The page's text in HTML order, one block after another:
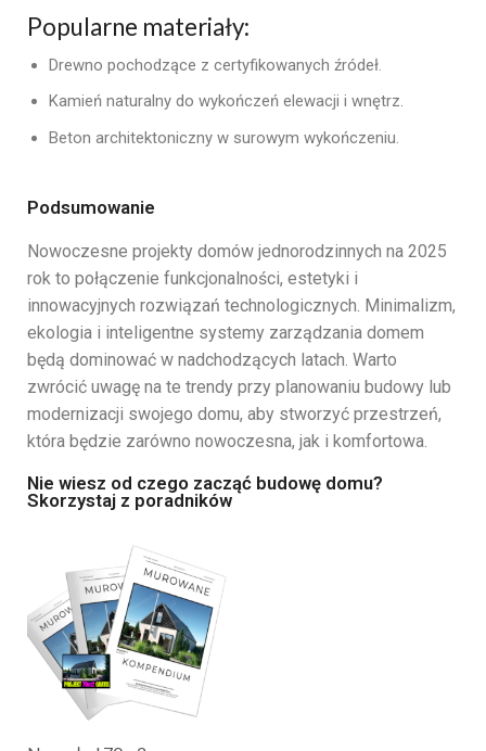
Popularne materiały:
Drewno pochodzące z certyfikowanych źródeł.
Kamień naturalny do wykończeń elewacji i wnętrz.
Beton architektoniczny w surowym wykończeniu.
Podsumowanie
Nowoczesne projekty domów jednorodzinnych na 2025
rok to połączenie funkcjonalności, estetyki i
innowacyjnych rozwiązań technologicznych. Minimalizm,
ekologia i inteligentne systemy zarządzania domem
będą dominować w nadchodzących latach. Warto
zwrócić uwagę na te trendy przy planowaniu budowy lub
modernizacji swojego domu, aby stworzyć przestrzeń,
która będzie zarówno nowoczesna, jak i komfortowa.
Nie wiesz od czego zacząć budowę domu?
Skorzystaj z poradników